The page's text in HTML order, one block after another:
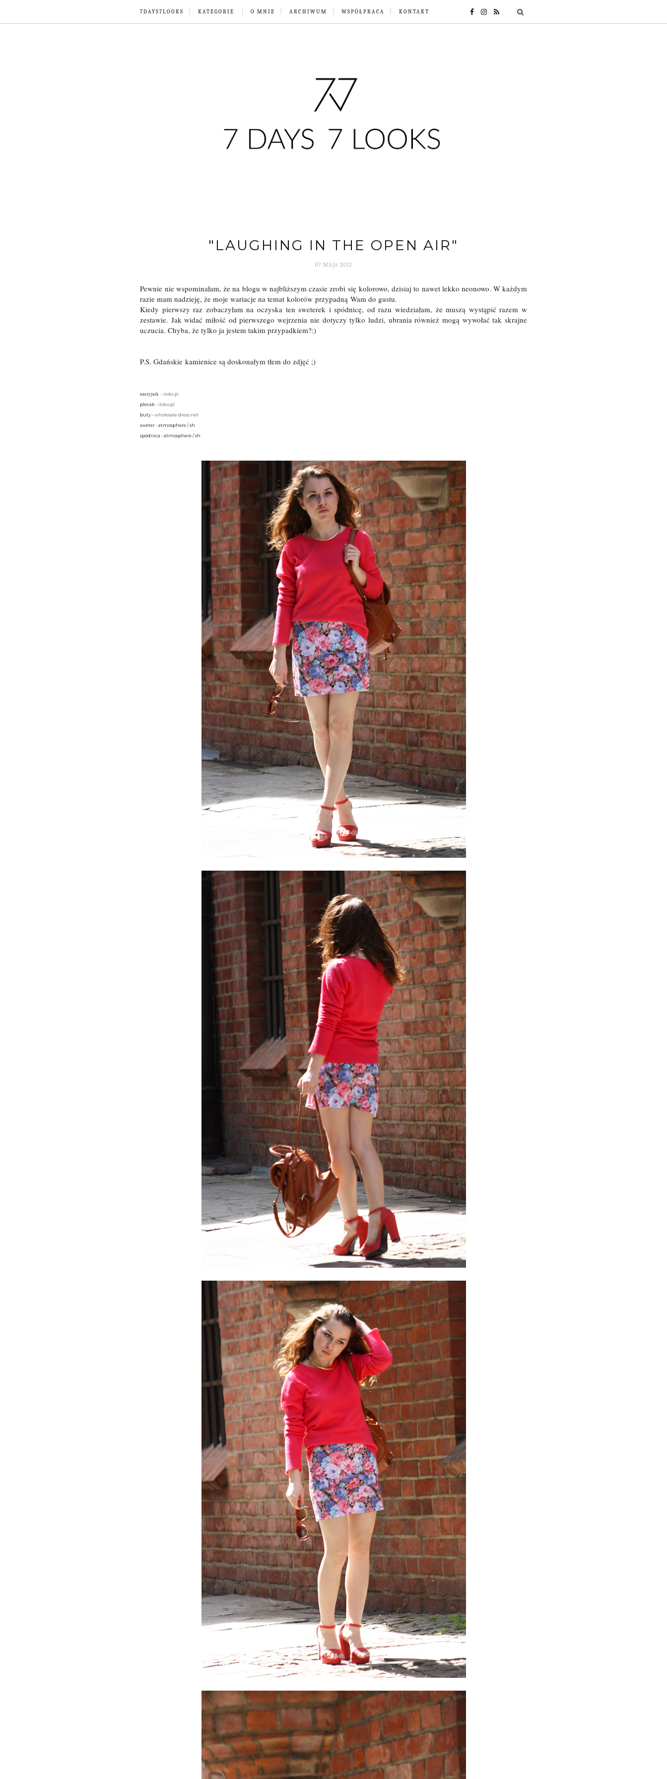
7DAYS7LOOKS KATEGORIE O MNIE ARCHIWUM WSPÓŁPRACA KONTAKT
"LAUGHING IN THE OPEN AIR"
07 MAJA 2012
Pewnie nie wspominałam, że na blogu w najbliższym czasie zrobi się kolorowo, dzisiaj to nawet lekko neonowo. W każdym
razie mam nadzieję, że moje wariacje na temat kolorów przypadną Wam do gustu.
Kiedy pierwszy raz zobaczyłam na oczyska ten sweterek i spódnicę, od razu wiedziałam, że muszą wystąpić razem w
zestawie. Jak widać miłość od pierwszego wejrzenia nie dotyczy tylko ludzi, ubrania również mogą wywołać tak skrajne
uczucia. Chyba, że tylko ja jestem takim przypadkiem?:)
P.S. Gdańskie kamienice są doskonałym tłem do zdjęć ;)
naszyjnik - iloko.pl
plecak - iloko.pl
buty -wholesale-dress.net
sweter - atmosphere / sh
spódnica - atmosphere / sh